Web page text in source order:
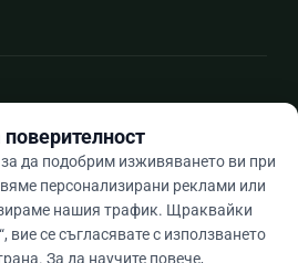
да подобрим изживяването ви при
персонализирани реклами или
нашия трафик. Щраквайки
вие се съгласявате с използването
За да научите повече,